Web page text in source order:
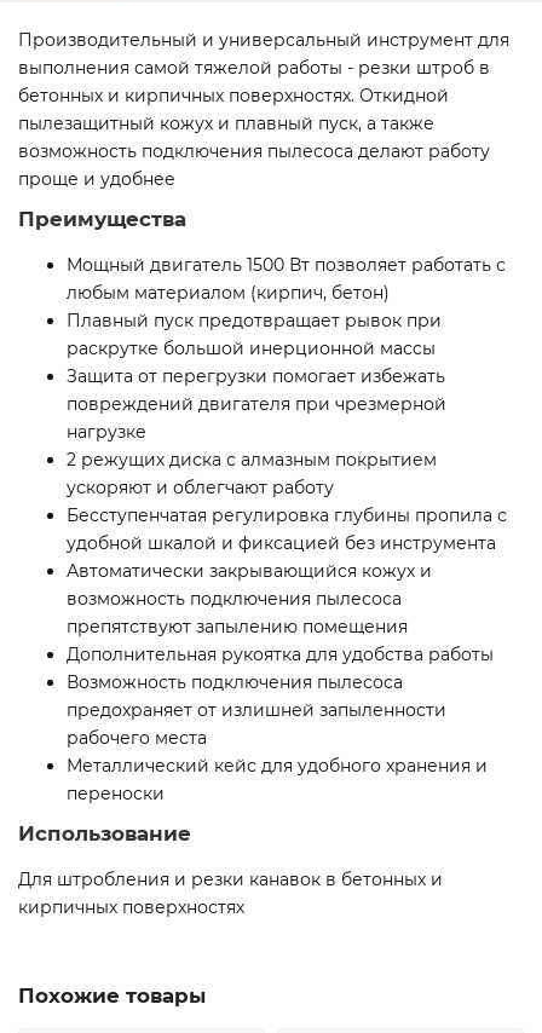
Производительный и универсальный инструмент для
выполнения самой тяжелой работы - резки штроб в
бетонных и кирпичных поверхностях. Откидной
пылезащитный кожух и плавный пуск, а также
возможность подключения пылесоса делают работу
проще и удобнее
Преимущества
Мощный двигатель 1500 Вт позволяет работать с
любым материалом (кирпич, бетон)
Плавный пуск предотвращает рывок при
раскрутке большой инерционной массы
Защита от перегрузки помогает избежать
повреждений двигателя при чрезмерной
нагрузке
2 режущих диска с алмазным покрытием
ускоряют и облегчают работу
Бесступенчатая регулировка глубины пропила с
удобной шкалой и фиксацией без инструмента
Автоматически закрывающийся кожух и
возможность подключения пылесоса
препятствуют запылению помещения
Дополнительная рукоятка для удобства работы
Возможность подключения пылесоса
предохраняет от излишней запыленности
рабочего места
Металлический кейс для удобного хранения и
переноски
Использование
Для штробления и резки канавок в бетонных и
кирпичных поверхностях
Похожие товары